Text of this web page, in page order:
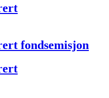
fondsemisjon